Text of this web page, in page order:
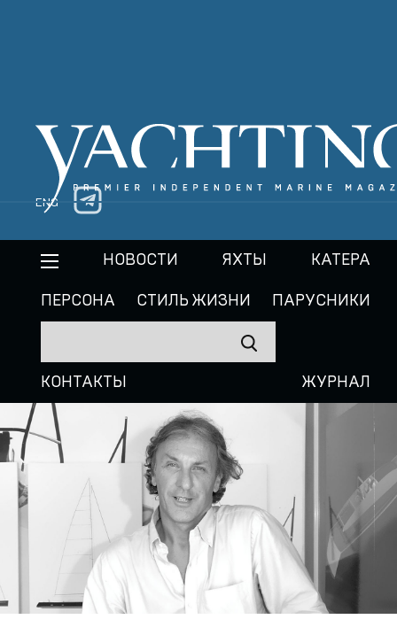
ENG
НОВОСТИ ЯХТЫ КАТЕРА
ПЕРСОНА СТИЛЬ ЖИЗНИ ПАРУСНИКИ
КОНТАКТЫ ЖУРНАЛ